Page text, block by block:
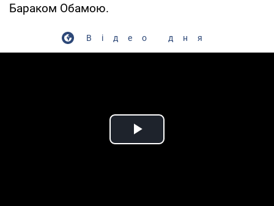
Бараком Обамою.
Відео дня
Play Video